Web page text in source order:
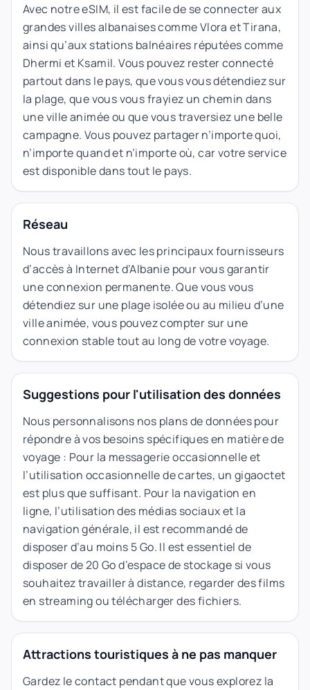
Avec notre eSIM, il est facile de se connecter aux
grandes villes albanaises comme Vlora et Tirana,
ainsi qu’aux stations balnéaires réputées comme
Dhermi et Ksamil. Vous pouvez rester connecté
partout dans le pays, que vous vous détendiez sur
la plage, que vous vous frayiez un chemin dans
une ville animée ou que vous traversiez une belle
campagne. Vous pouvez partager n’importe quoi,
n’importe quand et n’importe où, car votre service
est disponible dans tout le pays.
Réseau
Nous travaillons avec les principaux fournisseurs
d’accès à Internet d’Albanie pour vous garantir
une connexion permanente. Que vous vous
détendiez sur une plage isolée ou au milieu d’une
ville animée, vous pouvez compter sur une
connexion stable tout au long de votre voyage.
Suggestions pour l'utilisation des données
Nous personnalisons nos plans de données pour
répondre à vos besoins spécifiques en matière de
voyage : Pour la messagerie occasionnelle et
l’utilisation occasionnelle de cartes, un gigaoctet
est plus que suffisant. Pour la navigation en
ligne, l’utilisation des médias sociaux et la
navigation générale, il est recommandé de
disposer d’au moins 5 Go. Il est essentiel de
disposer de 20 Go d’espace de stockage si vous
souhaitez travailler à distance, regarder des films
en streaming ou télécharger des fichiers.
Attractions touristiques à ne pas manquer
Gardez le contact pendant que vous explorez la